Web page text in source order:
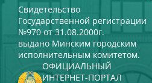
Свидетельство
Государственной регистрации
№970 от 31.08.2000г.
выдано Минским городским
исполнительным комитетом.
ОФИЦИАЛЬНЫЙ
ИНТЕРНЕТ-ПОРТАЛ